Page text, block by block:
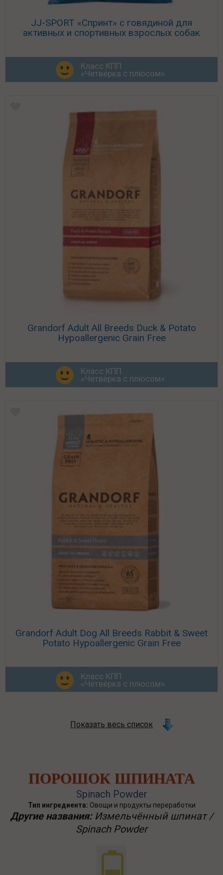
JJ-SPORT «Спринт» с говядиной для
активных и спортивных взрослых собак
Класс КПП
«Четвёрка с плюсом»
Grandorf Adult All Breeds Duck & Potato
Hypoallergenic Grain Free
Класс КПП
«Четвёрка с плюсом»
Grandorf Adult Dog All Breeds Rabbit & Sweet
Potato Hypoallergenic Grain Free
Класс КПП
«Четвёрка с плюсом»
Показать весь список
ПОРОШОК ШПИНАТА
Spinach Powder
Тип ингредиента: Овощи и продукты переработки
Другие названия:Измельчённый шпинат /
Spinach Powder